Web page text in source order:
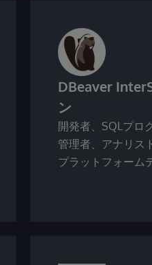
DBeaver
ン
開発者、SQLプロ
管理者、アナリス
プラットフォーム